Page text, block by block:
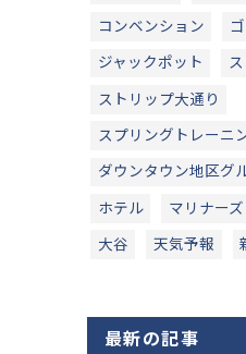
コンベンション
ジャックポット
ストリップ大通り
スプリングトレーニ
ダウンタウン地区グ
ホテル マリナーズ
大谷 天気予報
最新の記事